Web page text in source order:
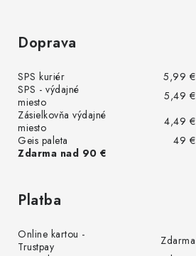
Doprava
SPS kuriér
5,99 €
SPS - výdajné
miesto
5,49 €
Zásielkovňa výdajné
miesto
4,49 €
Geis paleta
49 €
Zdarma nad 90 €
Platba
Online kartou -
Trustpay
Zdarma